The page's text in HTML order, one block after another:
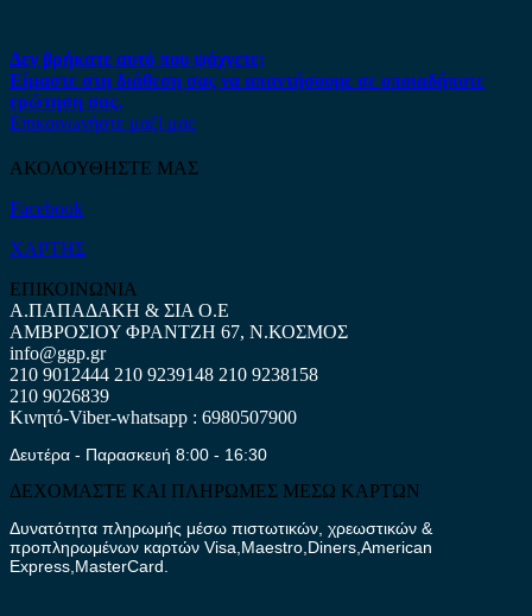
Δεν βρήκατε αυτό που ψάχνετε;
Είμαστε στη διάθεση σας να απαντήσουμε σε οποιαδήποτε
ερώτηση σας.
Επικοινωνήστε μαζί μας
ΑΚΟΛΟΥΘΗΣΤΕ ΜΑΣ
Facebook
ΧΑΡΤΗΣ
ΕΠΙΚΟΙΝΩΝΙΑ
Α.ΠΑΠΑΔΑΚΗ & ΣΙΑ Ο.Ε
ΑΜΒΡΟΣΙΟΥ ΦΡΑΝΤΖΗ 67, Ν.ΚΟΣΜΟΣ
info@ggp.gr
210 9012444 210 9239148 210 9238158
210 9026839
Κινητό-Viber-whatsapp : 6980507900
Δευτέρα - Παρασκευή 8:00 - 16:30
ΔΕΧΟΜΑΣΤΕ ΚΑΙ ΠΛΗΡΩΜΕΣ ΜΕΣΩ ΚΑΡΤΩΝ
Δυνατότητα πληρωμής μέσω πιστωτικών, χρεωστικών &
προπληρωμένων καρτών Visa,Maestro,Diners,American
Express,MasterCard.